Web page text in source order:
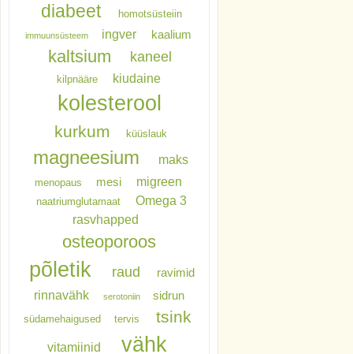
diabeet homotsüsteiin
immuunsüsteem ingver kaalium
kaltsium kaneel
kilpnääre kiudaine
kolesterool
kurkum küüslauk
magneesium maks
menopaus mesi migreen
naatriumglutamaat
Omega 3
rasvhapped
osteoporoos
põletik raud ravimid
rinnavähk serotoniin sidrun
südamehaigused tervis tsink
vitamiinid vähk